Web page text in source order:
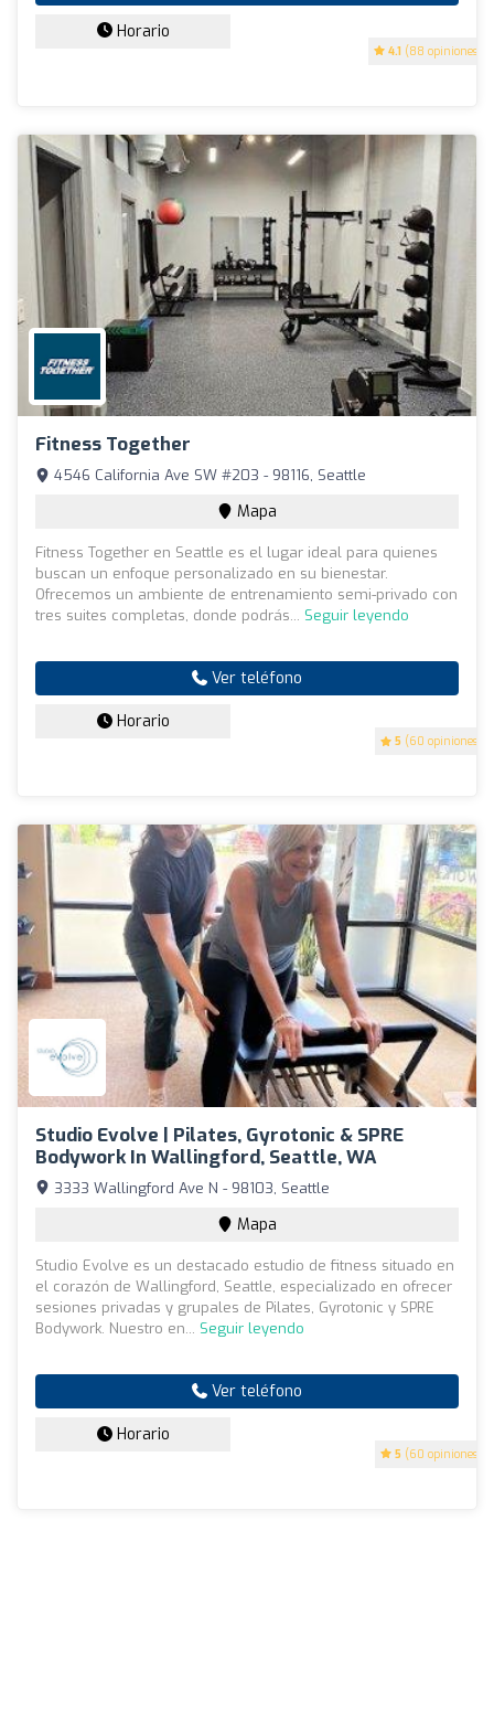
4.1 (88 opiniones)
Horario
Fitness Together
5 (60 opiniones)
4546 California Ave SW #203 - 98116, Seattle
Mapa
Fitness Together en Seattle es el lugar ideal para quienes
buscan un enfoque personalizado en su bienestar.
Ofrecemos un ambiente de entrenamiento semi-privado con
tres suites completas, donde podrás... Seguir leyendo
Ver teléfono
Horario
Studio Evolve | Pilates, Gyrotonic & SPRE
Bodywork In Wallingford, Seattle, WA
5 (60 opiniones)
3333 Wallingford Ave N - 98103, Seattle
Mapa
Studio Evolve es un destacado estudio de fitness situado en
el corazón de Wallingford, Seattle, especializado en ofrecer
sesiones privadas y grupales de Pilates, Gyrotonic y SPRE
Bodywork. Nuestro en... Seguir leyendo
Ver teléfono
Horario